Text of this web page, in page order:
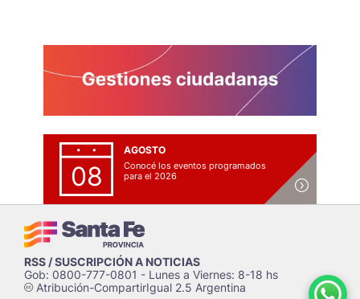
08
AGOSTO
Conocé los eventos programados
para el 2026
RSS / SUSCRIPCIÓN A NOTICIAS
Gob: 0800-777-0801 - Lunes a Viernes: 8-18 hs
cAtribución-CompartirIgual 2.5 Argentina